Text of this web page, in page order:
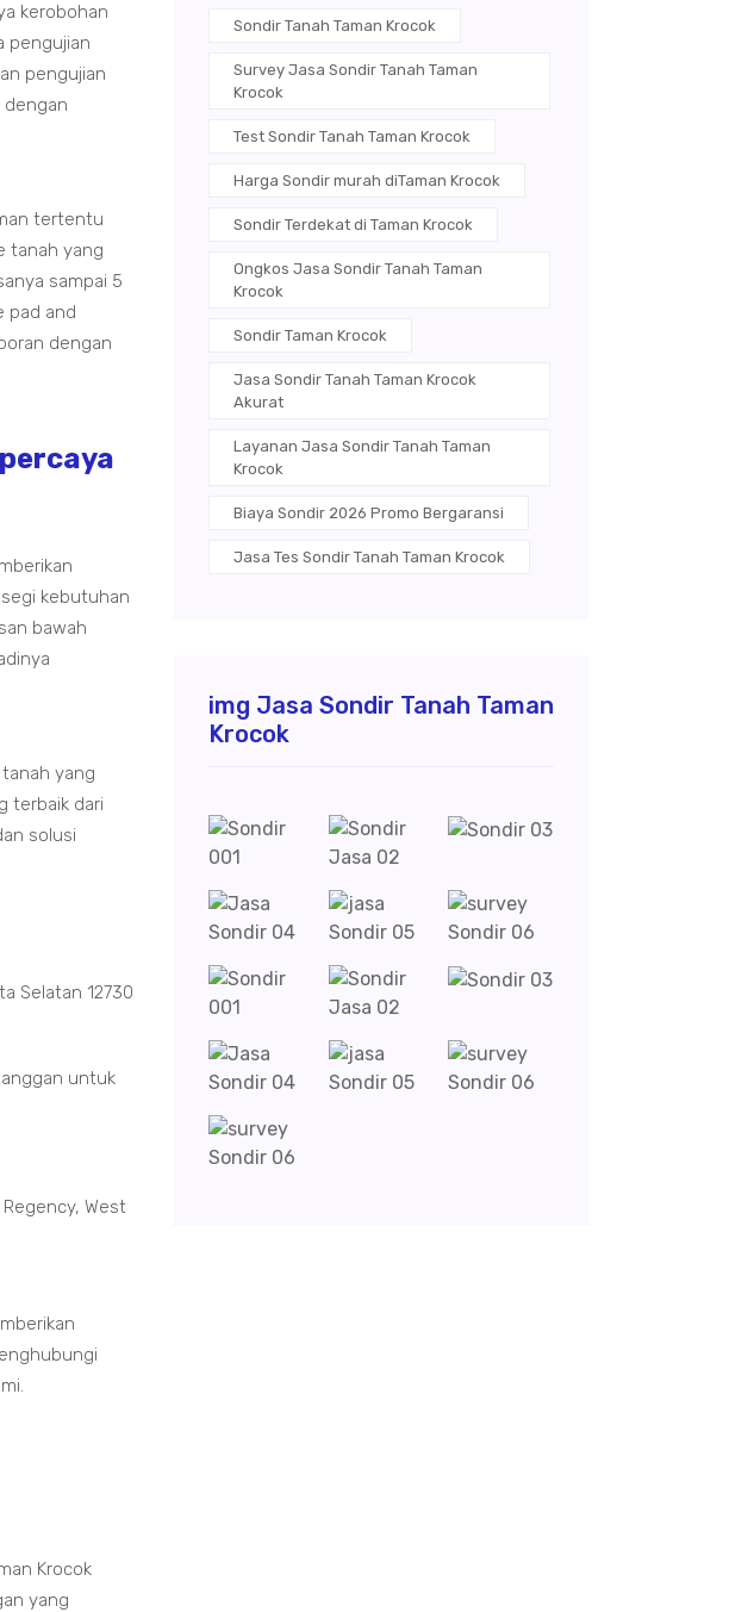
kerobohan
pengujian
pengujian
tertentu
tanah yang
sampai 5
pad and
dengan
kebutuhan
bawah
yang
terbaik dari
solusi
Selatan 12730
untuk
West
Krocok
yang
Sondir Tanah Taman Krocok
Survey Jasa Sondir Tanah Taman
Krocok
Test Sondir Tanah Taman Krocok
Harga Sondir murah diTaman Krocok
Sondir Terdekat di Taman Krocok
Ongkos Jasa Sondir Tanah Taman
Krocok
Sondir Taman Krocok
Jasa Sondir Tanah Taman Krocok
Akurat
Layanan Jasa Sondir Tanah Taman
Krocok
Biaya Sondir 2026 Promo Bergaransi
Jasa Tes Sondir Tanah Taman Krocok
img Jasa Sondir Tanah Taman
Krocok